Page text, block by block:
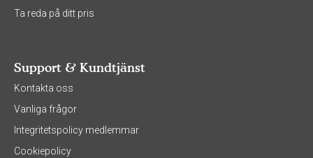
Ta reda på ditt pris
Support & Kundtjänst
Kontakta oss
Vanliga frågor
Integritetspolicy medlemmar
Cookiepolicy